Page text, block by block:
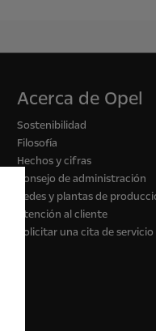
Acerca de Opel
Sostenibilidad
Filosofía
Hechos y cifras
Consejo de administración
Sedes y plantas de
Atención al cliente
Solicitar una cita de servicio